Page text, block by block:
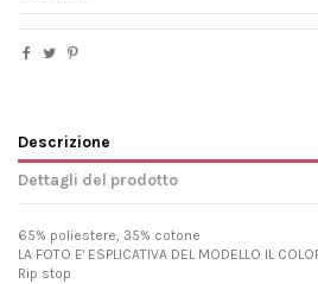
Descrizione
Dettagli del prodotto
65% poliestere, 35% cotone
LA FOTO E' ESPLICATIVA DEL MODELLO IL
Rip stop